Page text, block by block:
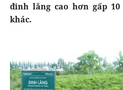
đinh lăng cao hơn gấp
khác.